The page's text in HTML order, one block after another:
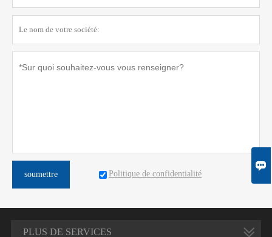
soumettre Politique de confidentialité
PLUS DE SERVICES
